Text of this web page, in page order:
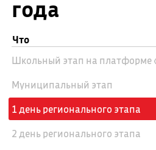
года
Что
Школьный этап на платформе
Муниципальный этап
1 день регионального этапа
2 день регионального этапа